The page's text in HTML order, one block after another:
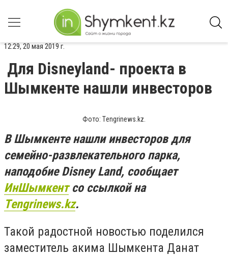
12:29, 20 мая 2019 г.
Для Disneyland- проекта в
Шымкенте нашли инвесторов
Фото: Тengrinews.kz.
В Шымкенте нашли инвесторов для
семейно-развлекательного парка,
наподобие Disney Land, сообщает
ИнШымкентсо ссылкой на
Тengrinews.kz.
Такой радостной новостью поделился
заместитель акима Шымкента Данат